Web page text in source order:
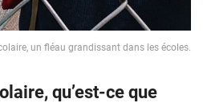
un fléau grandissant dans les écoles.
qu’est-ce que